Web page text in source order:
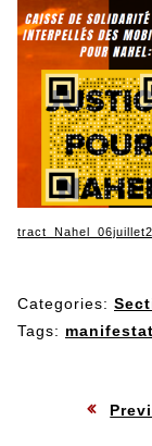
Categories:
Tags: